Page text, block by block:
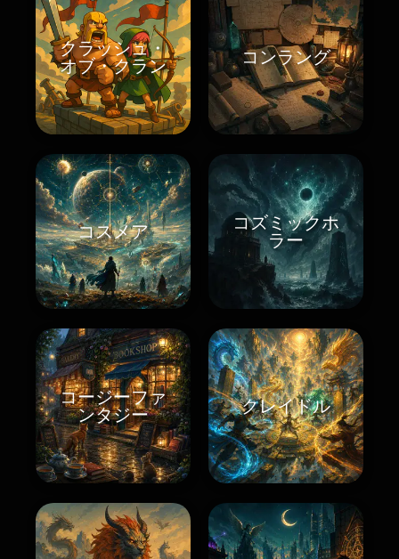
クラッシュ・
オブ・クラン
コンラング
コスメア
コズミックホ
ラー
コージーファ
ンタジー
クレイドル